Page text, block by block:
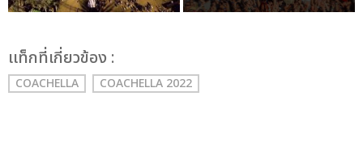
เเท็กที่เกี่ยวข้อง :
COACHELLA COACHELLA 2022